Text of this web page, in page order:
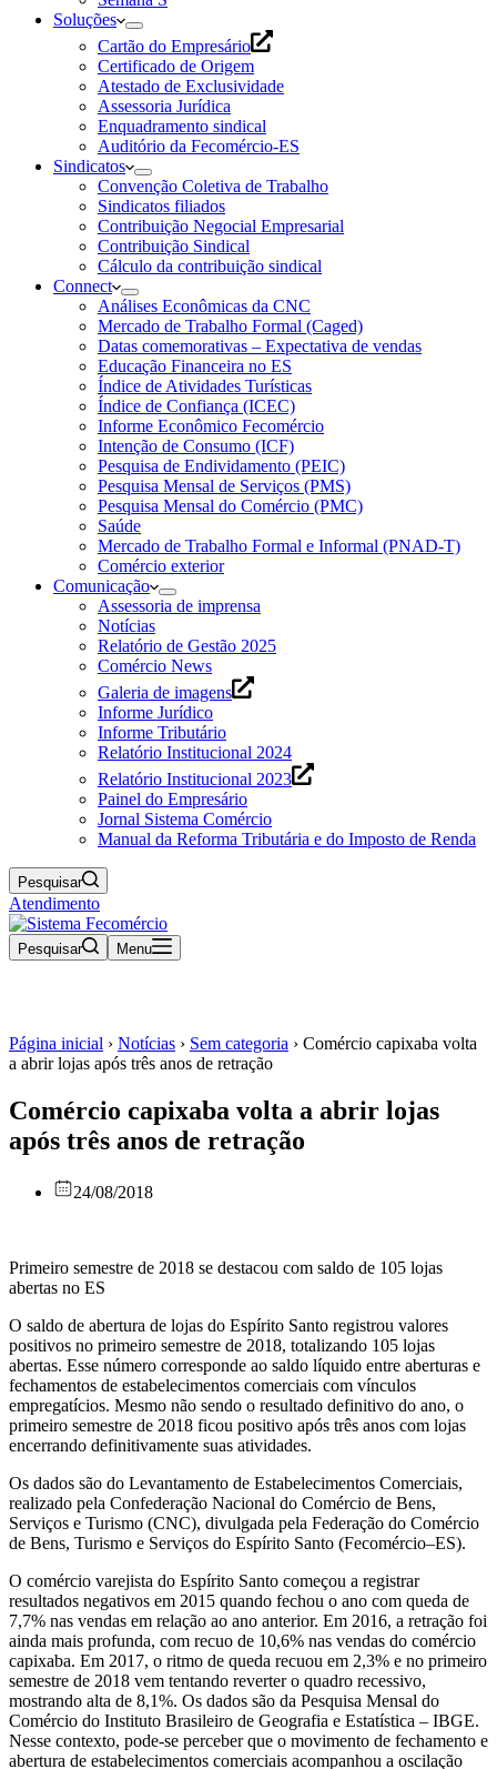
Soluções
Cartão do Empresário
Certificado de Origem
Atestado de Exclusividade
Assessoria Jurídica
Enquadramento sindical
Auditório da Fecomércio-ES
Sindicatos
Convenção Coletiva de Trabalho
Sindicatos filiados
Contribuição Negocial Empresarial
Contribuição Sindical
Cálculo da contribuição sindical
Connect
Análises Econômicas da CNC
Mercado de Trabalho Formal (Caged)
Datas comemorativas – Expectativa de vendas
Educação Financeira no ES
Índice de Atividades Turísticas
Índice de Confiança (ICEC)
Informe Econômico Fecomércio
Intenção de Consumo (ICF)
Pesquisa de Endividamento (PEIC)
Pesquisa Mensal de Serviços (PMS)
Pesquisa Mensal do Comércio (PMC)
Saúde
Mercado de Trabalho Formal e Informal (PNAD-T)
Comércio exterior
Comunicação
Assessoria de imprensa
Notícias
Relatório de Gestão 2025
Comércio News
Galeria de imagens
Informe Jurídico
Informe Tributário
Relatório Institucional 2024
Relatório Institucional 2023
Painel do Empresário
Jornal Sistema Comércio
Manual da Reforma Tributária e do Imposto de Renda
Pesquisar
Atendimento
Pesquisar Menu
Página inicial › Notícias › Sem categoria › Comércio capixaba volta
a abrir lojas após três anos de retração
Comércio capixaba volta a abrir lojas
após três anos de retração
24/08/2018
Primeiro semestre de 2018 se destacou com saldo de 105 lojas
abertas no ES
O saldo de abertura de lojas do Espírito Santo registrou valores
positivos no primeiro semestre de 2018, totalizando 105 lojas
abertas. Esse número corresponde ao saldo líquido entre aberturas e
fechamentos de estabelecimentos comerciais com vínculos
empregatícios. Mesmo não sendo o resultado definitivo do ano, o
primeiro semestre de 2018 ficou positivo após três anos com lojas
encerrando definitivamente suas atividades.
Os dados são do Levantamento de Estabelecimentos Comerciais,
realizado pela Confederação Nacional do Comércio de Bens,
Serviços e Turismo (CNC), divulgada pela Federação do Comércio
de Bens, Turismo e Serviços do Espírito Santo (Fecomércio–ES).
O comércio varejista do Espírito Santo começou a registrar
resultados negativos em 2015 quando fechou o ano com queda de
7,7% nas vendas em relação ao ano anterior. Em 2016, a retração foi
ainda mais profunda, com recuo de 10,6% nas vendas do comércio
capixaba. Em 2017, o ritmo de queda recuou em 2,3% e no primeiro
semestre de 2018 vem tentando reverter o quadro recessivo,
mostrando alta de 8,1%. Os dados são da Pesquisa Mensal do
Comércio do Instituto Brasileiro de Geografia e Estatística – IBGE.
Nesse contexto, pode-se perceber que o movimento de fechamento e
abertura de estabelecimentos comerciais acompanhou a oscilação